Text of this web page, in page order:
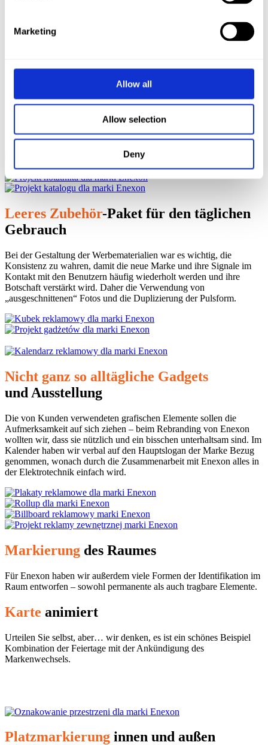
Marketing
Allow all
Allow selection
Deny
Gebrauchsmaterialprojekte
Verkaufsmaterialien (für 3 Hauptempfängergruppen) entwickelt und
Bürobeschilderungsdesigns sowie Geschenkdesigns vorbereitet. Ein
Kommunikationsannahmen in sozialen Medien (LinkedIn, YT,
Facebook) in Zusammenarbeit mit der Marketingabteilung von
Enexon sowie die Entwicklung von Grafikvorlagen für
Werbekampagnen (Google Ads und FB Ads).
Leeres Zubehör-Paket für den täglichen
Gebrauch
Bei der Gestaltung der Werbematerialien war es wichtig, die
Konsistenz zu wahren, damit die neue Marke und ihre Signale im
Kontakt mit den Benutzern häufig wiederholt werden und ihre
Botschaft verstärkt wird. Daher die Verwendung von
„ausgeschnittenen“ Fotos und die Duplizierung der Pulsform.
Nicht ganz so alltägliche Gadgets
und Ausstellung
Die von Kunden verwendeten grafischen Elemente sollen die
Aufmerksamkeit auf sich ziehen – beim Rebranding von Enexon
wollten wir, dass sie nützlich und ein bisschen unterhaltsam sind. Im
Kalender haben wir verbal auf den Hauptslogan der Marke Bezug
genommen, wonach durch die Zusammenarbeit mit Enexon alles in
der Elektrotechnik einfach wird.
Markierung des Raumes
Für Enexon haben wir außerdem viele Formen der Identifikation im
Raum entworfen – sowohl permanente als auch tragbare Elemente.
Karte animiert
Urteilen Sie selbst, aber… wir denken, es ist ein schönes Beispiel
Kombination der Feiertage mit der Ankündigung des
Markenwechsels.
Platzmarkierung innen und außen